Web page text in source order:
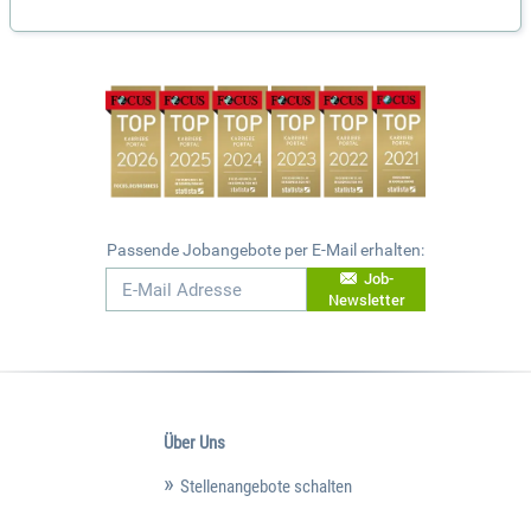
Passende Jobangebote per E-Mail erhalten:
Job-
Newsletter
Über Uns
Stellenangebote schalten